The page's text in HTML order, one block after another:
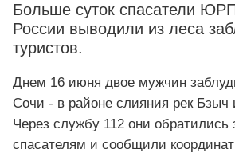
Больше суток спасатели
России выводили из леса
туристов.
Днем 16 июня двое мужчин
Сочи - в районе слияния рек Бзыч
Через службу 112 они
спасателям и сообщили